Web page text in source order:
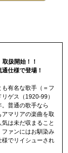
扱開始！！
仕様で登場！
有名な歌手（＝フ
ゲス（1920-99）
普通の歌手なら
マリアの楽曲を取
は未だ収まること
ァンにはお馴染み
でリイシューされ